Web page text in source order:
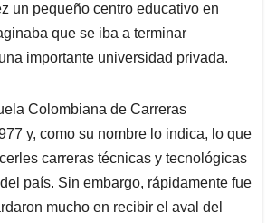
d
I
n
d
s
un pequeño centro educativo en
que se iba a terminar
importante universidad privada.
Colombiana de Carreras
y, como su nombre lo indica, lo que
carreras técnicas y tecnológicas
país. Sin embargo, rápidamente fue
mucho en recibir el aval del